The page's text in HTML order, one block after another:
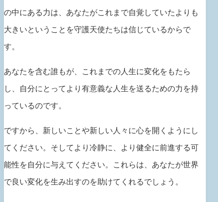
の中にある力は、あなたがこれまで自覚していたよりも
大きいということを守護天使たちは信じているからで
す。
あなたを含む誰もが、これまでの人生に変化をもたら
し、自分にとってより有意義な人生を送るための力を持
っているのです。
ですから、新しいことや新しい人々に心を開くようにし
てください。そしてより冷静に、より健全に前進する可
能性を自分に与えてください。これらは、あなたが世界
で良い変化を生み出すのを助けてくれるでしょう。